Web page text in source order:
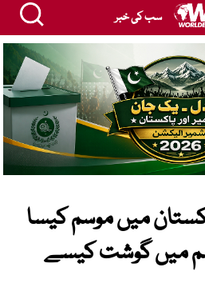
سب کی خبر
میں موسم کیسا
میں گوشت کیسے